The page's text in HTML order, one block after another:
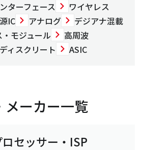
ターフェース
ワイヤレス
IC アナログ
デジアナ混載
モジュール
高周波
ディスクリート ASIC
メーカー一覧
セッサー・ISP